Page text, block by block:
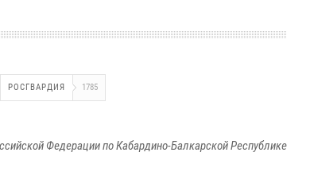
РОСГВАРДИЯ 1785
Федерации по Кабардино-Балкарской Республике